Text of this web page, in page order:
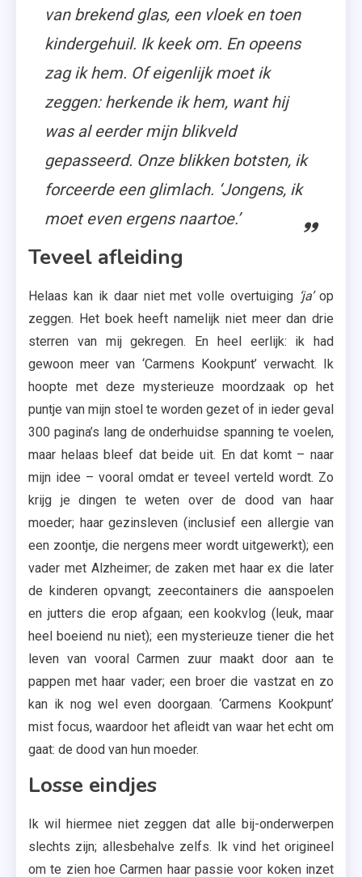
van brekend glas, een vloek en toen
kindergehuil. Ik keek om. En opeens
zag ik hem. Of eigenlijk moet ik
zeggen: herkende ik hem, want hij
was al eerder mijn blikveld
gepasseerd. Onze blikken botsten, ik
forceerde een glimlach. ‘Jongens, ik
moet even ergens naartoe.’
Teveel afleiding
Helaas kan ik daar niet met volle overtuiging ‘ja’op
zeggen. Het boek heeft namelijk niet meer dan drie
sterren van mij gekregen. En heel eerlijk: ik had
gewoon meer van ‘Carmens Kookpunt’ verwacht. Ik
hoopte met deze mysterieuze moordzaak op het
puntje van mijn stoel te worden gezet of in ieder geval
300 pagina’s lang de onderhuidse spanning te voelen,
maar helaas bleef dat beide uit. En dat komt – naar
mijn idee – vooral omdat er teveel verteld wordt. Zo
krijg je dingen te weten over de dood van haar
moeder; haar gezinsleven (inclusief een allergie van
een zoontje, die nergens meer wordt uitgewerkt); een
vader met Alzheimer; de zaken met haar ex die later
de kinderen opvangt; zeecontainers die aanspoelen
en jutters die erop afgaan; een kookvlog (leuk, maar
heel boeiend nu niet); een mysterieuze tiener die het
leven van vooral Carmen zuur maakt door aan te
pappen met haar vader; een broer die vastzat en zo
kan ik nog wel even doorgaan. ‘Carmens Kookpunt’
mist focus, waardoor het afleidt van waar het echt om
gaat: de dood van hun moeder.
Losse eindjes
Ik wil hiermee niet zeggen dat alle bij-onderwerpen
slechts zijn; allesbehalve zelfs. Ik vind het origineel
om te zien hoe Carmen haar passie voor koken inzet